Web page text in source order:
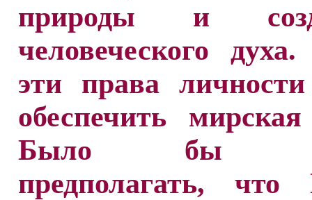
природы и
человеческого
эти права
обеспечить
Было бы
предполагать,